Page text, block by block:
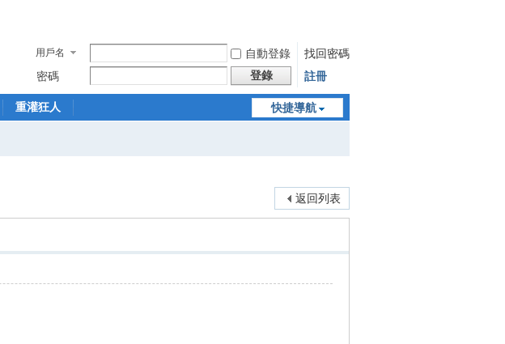
用戶名 自動登錄
找回密碼
密碼
登錄 註冊
快捷導航
重灌狂人
返回列表